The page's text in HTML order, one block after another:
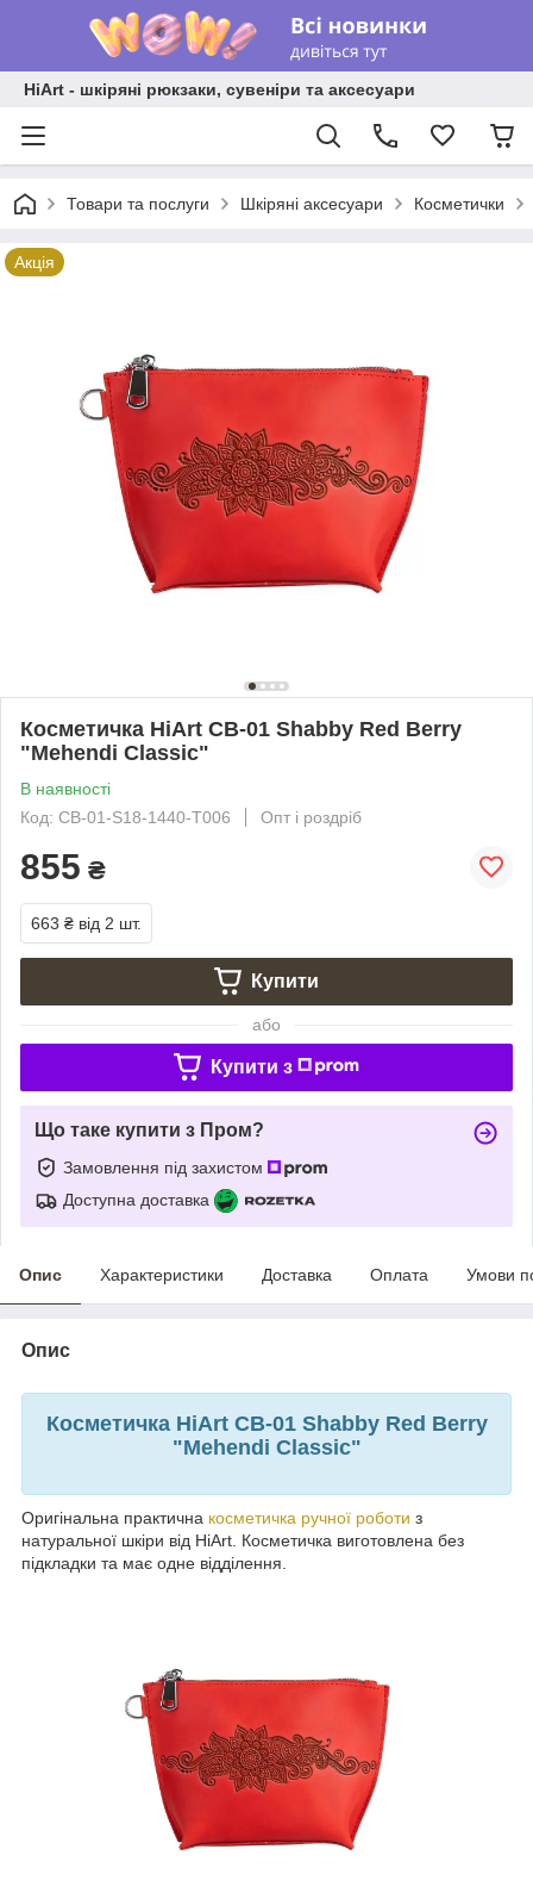
HiArt - шкіряні рюкзаки, сувеніри та аксесуари
Товари та послуги Шкіряні аксесуари Косметички
Акція
Косметичка HiArt CB-01 Shabby Red Berry
"Mehendi Classic"
В наявності
Код: CB-01-S18-1440-T006
Опт і роздріб
855 ₴
663 ₴ від 2 шт.
Купити
або
Купити з
Що таке купити з Пром?
Замовлення під захистом
Доступна доставка
Опис Характеристики Доставка Оплата Умови
Опис
Косметичка HiArt CB-01 Shabby Red Berry
"Mehendi Classic"
Оригінальна практична косметичка ручної роботи з
натуральної шкіри від HiArt. Косметичка виготовлена без
підкладки та має одне відділення.